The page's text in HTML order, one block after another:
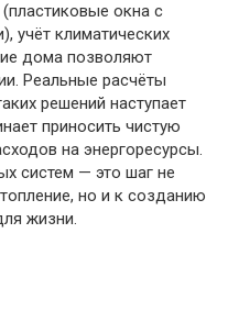
окна с
учёт климатических
дома позволяют
Реальные расчёты
решений наступает
приносить чистую
на энергоресурсы.
систем — это шаг не
но и к созданию
жизни.